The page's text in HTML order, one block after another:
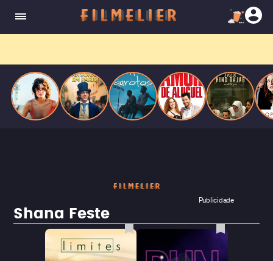
Publicidade
Shana Feste
escrevia e a vida real começa a desaparecer.